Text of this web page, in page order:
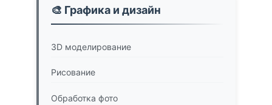
🎨 Графика и дизайн
3D моделирование
Рисование
Обработка фото